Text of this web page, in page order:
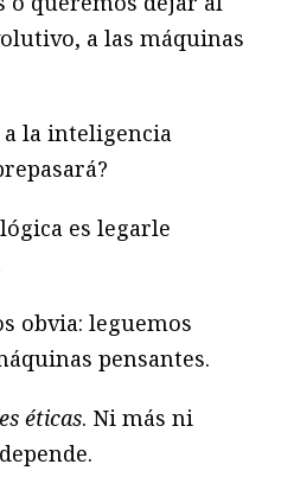
a las máquinas
a la inteligencia
es legarle
obvia: leguemos
pensantes.
éticas. Ni más ni